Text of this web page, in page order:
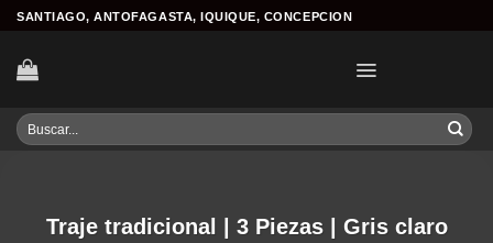
Skip
content
SANTIAGO, ANTOFAGASTA, IQUIQUE, CONCEPCION
Buscar
por:
Traje tradicional | 3 Piezas | Gris claro